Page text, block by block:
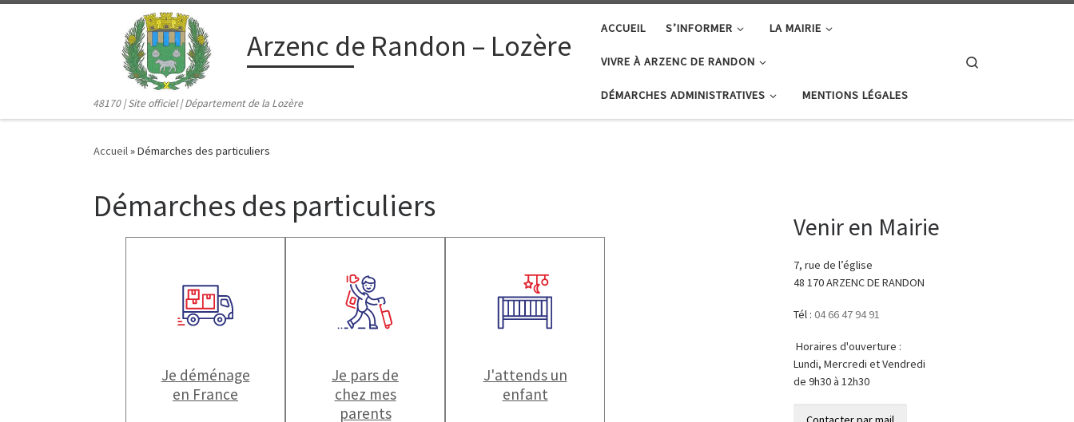
Arzenc de Randon – Lozère
48170 | Site officiel | Département de la Lozère
ACCUEIL S’INFORMER LA MAIRIE
VIVRE À ARZENC DE RANDON
DÉMARCHES ADMINISTRATIVES MENTIONS LÉGALES
Accueil»Démarches des particuliers
Démarches des particuliers
Je déménage
en France
Je pars de
chez mes
parents
J'attends un
enfant
Venir en Mairie
7, rue de l’église
48 170 ARZENC DE RANDON
Tél : 04 66 47 94 91
Horaires d'ouverture :
Lundi, Mercredi et Vendredi
de 9h30 à 12h30